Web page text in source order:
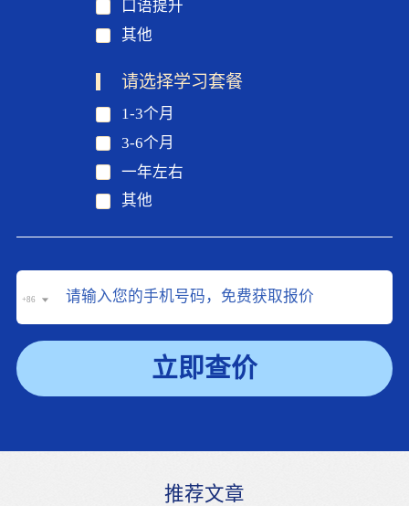
口语提升
其他
请选择学习套餐
1-3个月
3-6个月
一年左右
其他
+86
立即查价
推荐文章